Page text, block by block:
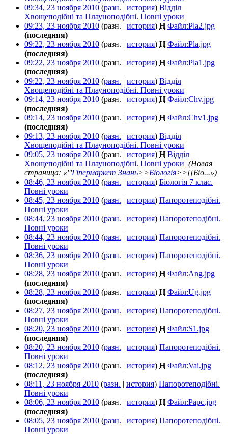
09:34, 23 ноября 2010 (разн. | история) Відділ
Хвощеподібні та Плауноподібні. Повні уроки
09:23, 23 ноября 2010 (разн. | история) Н Файл:Pla2.jpg
(последняя)
09:22, 23 ноября 2010 (разн. | история) Н Файл:Pla.jpg
(последняя)
09:22, 23 ноября 2010 (разн. | история) Н Файл:Pla1.jpg
(последняя)
09:22, 23 ноября 2010 (разн. | история) Відділ
Хвощеподібні та Плауноподібні. Повні уроки
09:14, 23 ноября 2010 (разн. | история) Н Файл:Chv.jpg
(последняя)
09:14, 23 ноября 2010 (разн. | история) Н Файл:Chv1.jpg
(последняя)
09:13, 23 ноября 2010 (разн. | история) Відділ
Хвощеподібні та Плауноподібні. Повні уроки
09:05, 23 ноября 2010 (разн. | история) Н Відділ
Хвощеподібні та Плауноподібні. Повні уроки (Новая
страница: «'''Гіпермаркет Знань>>Біологія>>[[Біо...»)
08:46, 23 ноября 2010 (разн. | история) Біологія 7 клас.
Повні уроки
08:45, 23 ноября 2010 (разн. | история) Папоротеподібні.
Повні уроки
08:44, 23 ноября 2010 (разн. | история) Папоротеподібні.
Повні уроки
08:44, 23 ноября 2010 (разн. | история) Папоротеподібні.
Повні уроки
08:36, 23 ноября 2010 (разн. | история) Папоротеподібні.
Повні уроки
08:28, 23 ноября 2010 (разн. | история) Н Файл:Ang.jpg
(последняя)
08:28, 23 ноября 2010 (разн. | история) Н Файл:Ug.jpg
(последняя)
08:27, 23 ноября 2010 (разн. | история) Папоротеподібні.
Повні уроки
08:20, 23 ноября 2010 (разн. | история) Н Файл:S1.jpg
(последняя)
08:20, 23 ноября 2010 (разн. | история) Папоротеподібні.
Повні уроки
08:12, 23 ноября 2010 (разн. | история) Н Файл:Vai.jpg
(последняя)
08:11, 23 ноября 2010 (разн. | история) Папоротеподібні.
Повні уроки
08:06, 23 ноября 2010 (разн. | история) Н Файл:Papc.jpg
(последняя)
08:05, 23 ноября 2010 (разн. | история) Папоротеподібні.
Повні уроки